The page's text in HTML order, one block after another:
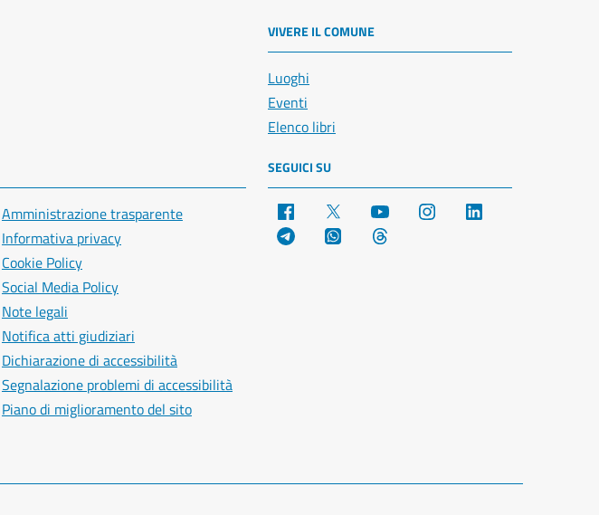
VIVERE IL COMUNE
Luoghi
Eventi
Elenco libri
Amministrazione trasparente
Informativa privacy
Cookie Policy
Social Media Policy
Note legali
Notifica atti giudiziari
Dichiarazione di accessibilità
Segnalazione problemi di accessibilità
Piano di miglioramento del sito
SEGUICI SU
Facebook YouTube Instagram
Telegram WhatsApp